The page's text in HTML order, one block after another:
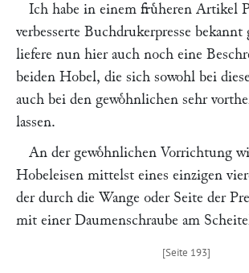
Ich habe in einem fruͤheren Artikel
verbesserte Buchdrukerpresse
liefere nun hier auch noch eine
beiden Hobel, die sich sowohl bei
auch bei den gewoͤhnlichen sehr
lassen.
An der gewoͤhnlichen Vorrichtung
Hobeleisen mittelst eines einzigen
der durch die Wange oder Seite der
mit einer Daumenschraube am